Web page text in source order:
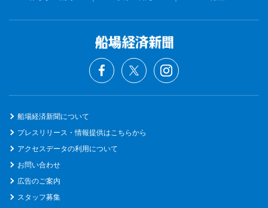
船場経済新聞について
プレスリリース・情報提供はこちらから
アクセスデータの利用について
お問い合わせ
広告のご案内
スタッフ募集